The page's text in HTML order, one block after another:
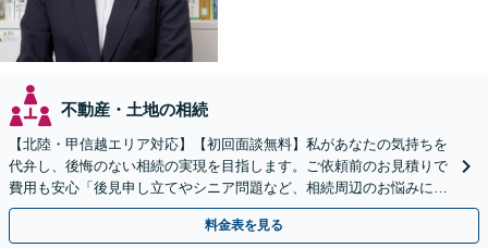
不動産・土地の相続
【北陸・甲信越エリア対応】【初回面談無料】私があなたの気持ちを
代弁し、後悔のない相続の実現を目指します。ご依頼前のお見積りで
費用も安心「後見申し立てやシニア問題など、相続周辺のお悩みにも
対処可能」【WEB面談対応】
料金表を見る